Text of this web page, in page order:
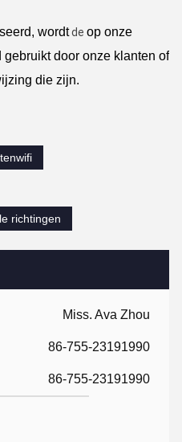
Miss. Ava Zhou
86-755-23191990
86-755-23191990
wordtde op onze
door onze klanten of
die zijn.
richtingen